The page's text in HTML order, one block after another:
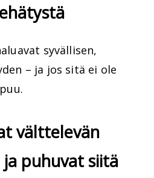
syvällisen,
– ja jos sitä ei ole
välttelevän
puhuvat siitä